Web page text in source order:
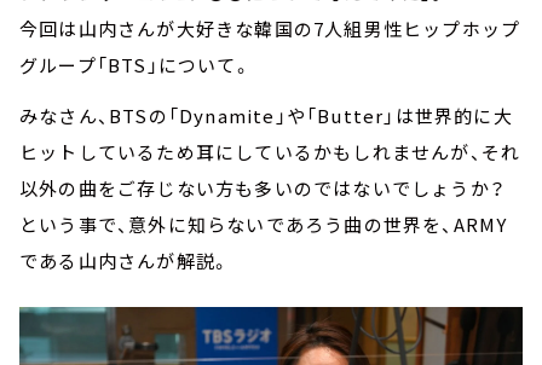
今回は山内さんが大好きな韓国の7人組男性ヒップホップ
グループ「BTS」について。
みなさん、BTSの「Dynamite」や「Butter」は世界的に大
ヒットしているため耳にしているかもしれませんが、それ
以外の曲をご存じない方も多いのではないでしょうか？
という事で、意外に知らないであろう曲の世界を、ARMY
である山内さんが解説。